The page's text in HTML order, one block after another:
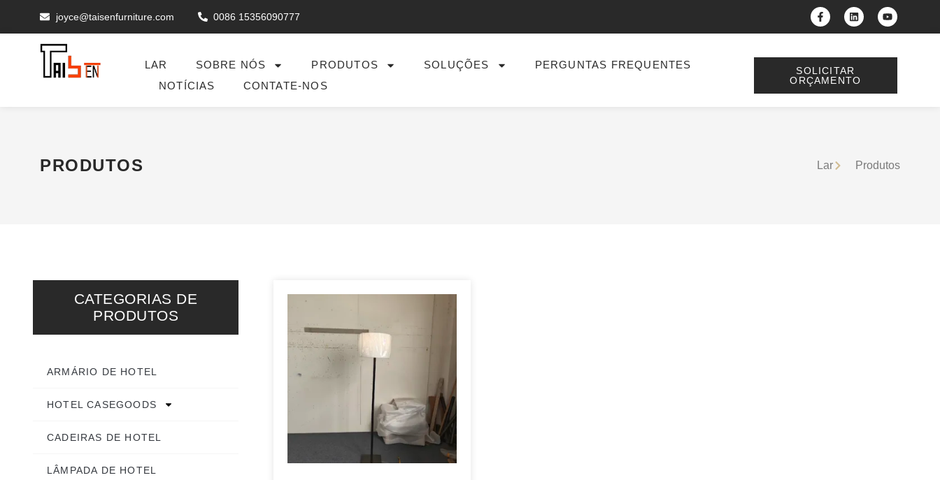
joyce@taisenfurniture.com 0086 15356090777
LAR SOBRE NÓS PRODUTOS SOLUÇÕES
PERGUNTAS FREQUENTES
NOTÍCIAS
CONTATE-NOS
SOLICITAR
ORÇAMENTO
PRODUTOS Lar Produtos
CATEGORIAS DE
PRODUTOS
ARMÁRIO DE HOTEL
HOTEL CASEGOODS
CADEIRAS DE HOTEL
LÂMPADA DE HOTEL